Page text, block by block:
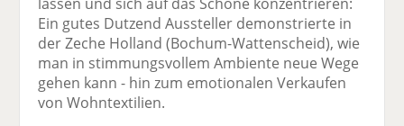
Ein gutes Dutzend Aussteller demonstrierte in
der Zeche Holland (Bochum-Wattenscheid), wie
man in stimmungsvollem Ambiente neue Wege
gehen kann - hin zum emotionalen Verkaufen
von Wohntextilien.